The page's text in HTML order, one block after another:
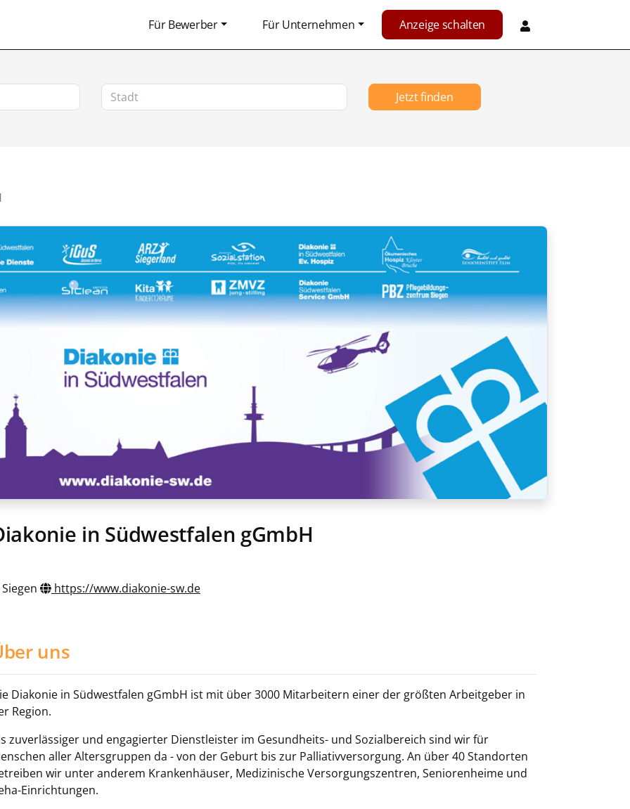
Für Bewerber Für Unternehmen Anzeige schalten
Jetzt finden
in Südwestfalen gGmbH
Siegen https://www.diakonie-sw.de
uns
Diakonie in Südwestfalen gGmbH ist mit über 3000 Mitarbeitern einer der größten Arbeitgeber in
Region.
zuverlässiger und engagierter Dienstleister im Gesundheits- und Sozialbereich sind wir für
aller Altersgruppen da - von der Geburt bis zur Palliativversorgung. An über 40 Standorten
wir unter anderem Krankenhäuser, Medizinische Versorgungszentren, Seniorenheime und
Einrichtungen.